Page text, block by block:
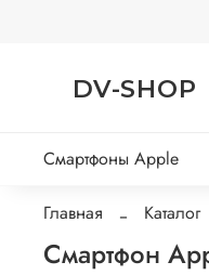
DV-SHOP
Смартфоны Apple
Главная Каталог
Смартфон